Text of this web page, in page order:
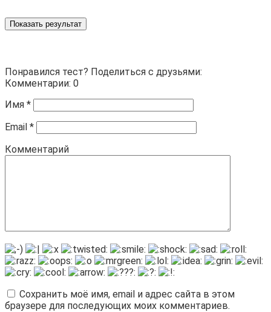
Показать результат
Понравился тест? Поделиться с друзьями:
Комментарии: 0
Имя *
Email *
Комментарий
Сохранить моё имя, email и адрес сайта в этом
браузере для последующих моих комментариев.